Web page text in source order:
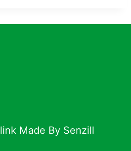
Made By Senzill